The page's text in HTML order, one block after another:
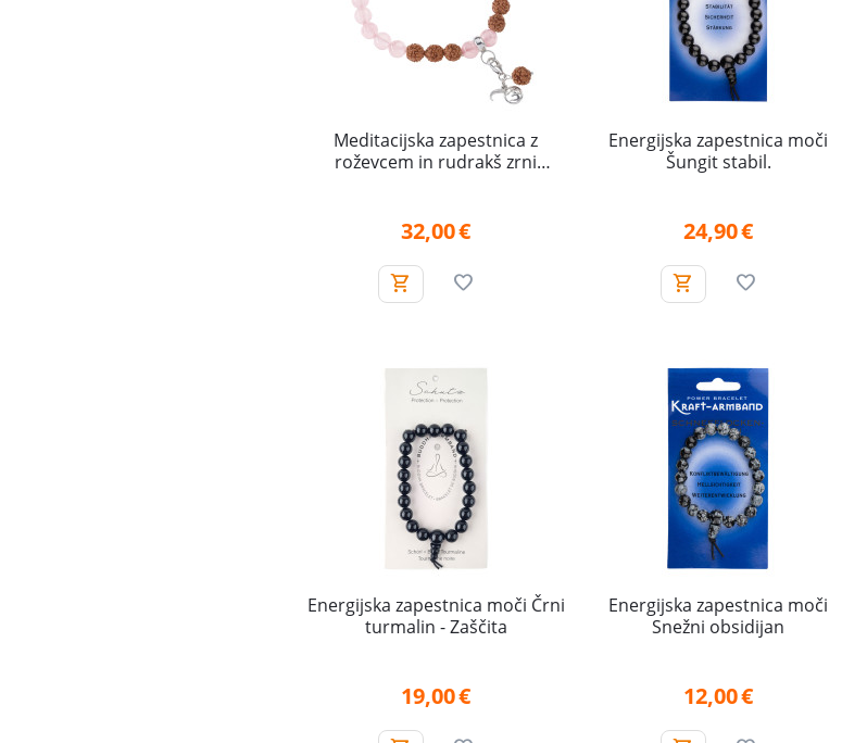
Meditacijska zapestnica z
roževcem in rudrakš zrni
32,00€
Energijska zapestnica moči
Šungit stabil.
24,90€
Energijska zapestnica moči Črni
turmalin - Zaščita
19,00€
Energijska zapestnica moči
Snežni obsidijan
12,00€